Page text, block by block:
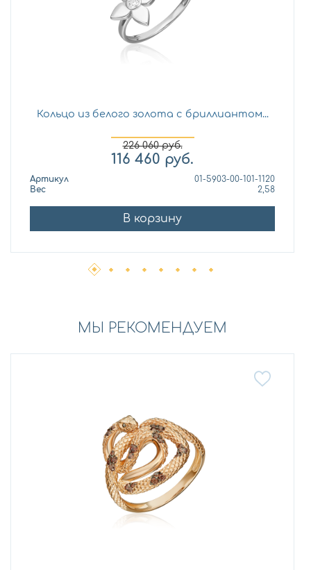
Кольцо из белого золота с бриллиантом...
226 060руб.
116 460 руб.
Артикул
01-5903-00-101-1120
Вес
2,58
В корзину
МЫ РЕКОМЕНДУЕМ